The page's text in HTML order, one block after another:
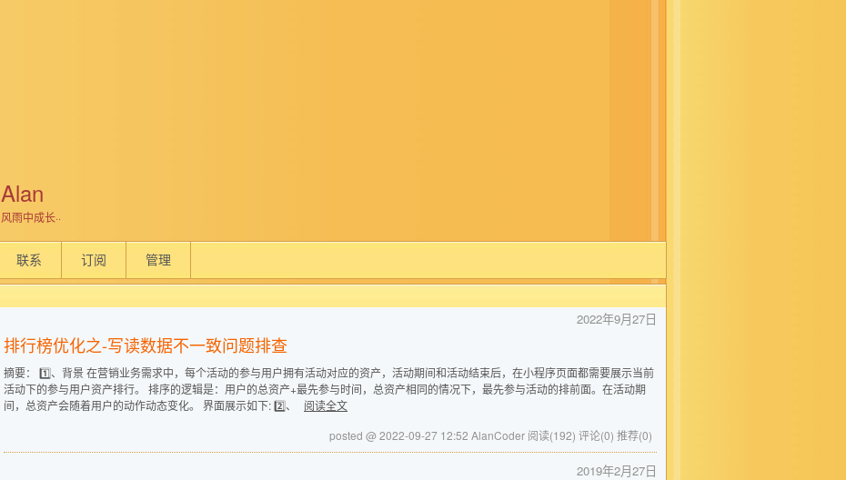
Alan
风雨中成长··
联系 订阅 管理
2022年9月27日
排行榜优化之-写读数据不一致问题排查
摘要： 1️⃣、背景 在营销业务需求中，每个活动的参与用户拥有活动对应的资产，活动期间和活动结束后，在小程序页面都需要展示当前
活动下的参与用户资产排行。 排序的逻辑是：用户的总资产+最先参与时间，总资产相同的情况下，最先参与活动的排前面。在活动期
间，总资产会随着用户的动作动态变化。 界面展示如下: 2️⃣、
阅读全文
posted @ 2022-09-27 12:52 AlanCoder 阅读(192) 评论(0) 推荐(0)
2019年2月27日